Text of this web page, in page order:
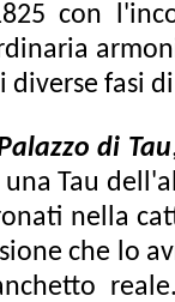
con
diverse fasi
di Tau
Tau
nella
che lo